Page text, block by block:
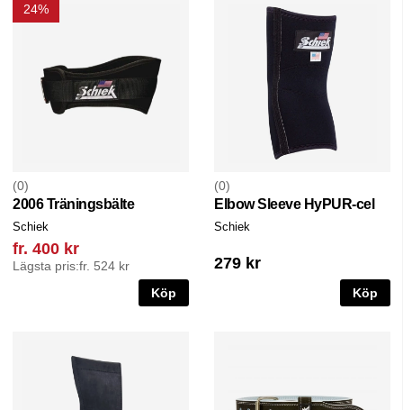
24%
0
2006 Träningsbälte
Schiek
fr. 400 kr
Lägsta pris:fr. 524 kr
Köp
0
Elbow Sleeve HyPUR-cel
Schiek
279 kr
Köp